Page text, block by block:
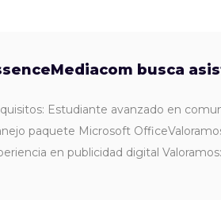
busca
Estudiante avanzado en
paquete Microsoft
en publicidad digital